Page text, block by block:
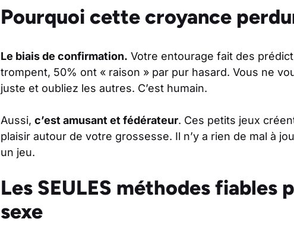
Pourquoi cette croyance
Le biais de confirmation. Votre entourage fait des
trompent, 50% ont « raison » par pur hasard. Vous ne
juste et oubliez les autres. C’est humain.
Aussi, c’est amusant et fédérateur. Ces petits jeux
plaisir autour de votre grossesse. Il n’y a rien de mal à
un jeu.
Les SEULES méthodes fiables
sexe